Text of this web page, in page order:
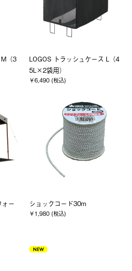
（3
LOGOS トラッシュケース L（4
5L×2袋用）
￥6,490 (税込)
ー
ショックコード30m
￥1,980 (税込)
NEW